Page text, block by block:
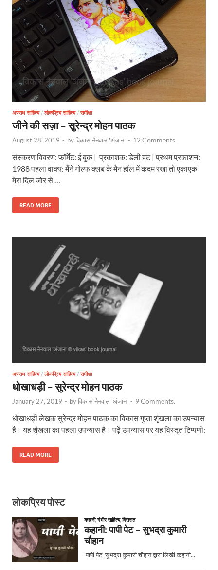
अपराध साहित्य/ लोकप्रिय साहित्य/ समीक्षा
जीने की सज़ा – सुरेन्द्र मोहन पाठक
August 28, 2019 - byविकास नैनवाल 'अंजान' - 12 Comments.
संस्करण विवरण: फॉर्मेट: ई बुक | प्रकाशक: डेली हंट | प्रथम प्रकाशन:
1988 पहला वाक्य: मैंने गोल्फ क्लब के मैन हॉल में कदम रखा तो एकाएक
मेरा दिल जोर से …
READ MORE
अपराध साहित्य/ लोकप्रिय साहित्य/ समीक्षा
धोखाधड़ी – सुरेन्द्र मोहन पाठक
January 27, 2019 - byविकास नैनवाल 'अंजान' - 9 Comments.
धोखाधड़ी लेखक सुरेन्द्र मोहन पाठक का विकास गुप्ता शृंखला का उपन्यास
है। यह शृंखला का पहला उपन्यास है। पढ़ें उपन्यास पर यह विस्तृत टिप्पणी:
READ MORE
लोकप्रिय पोस्ट